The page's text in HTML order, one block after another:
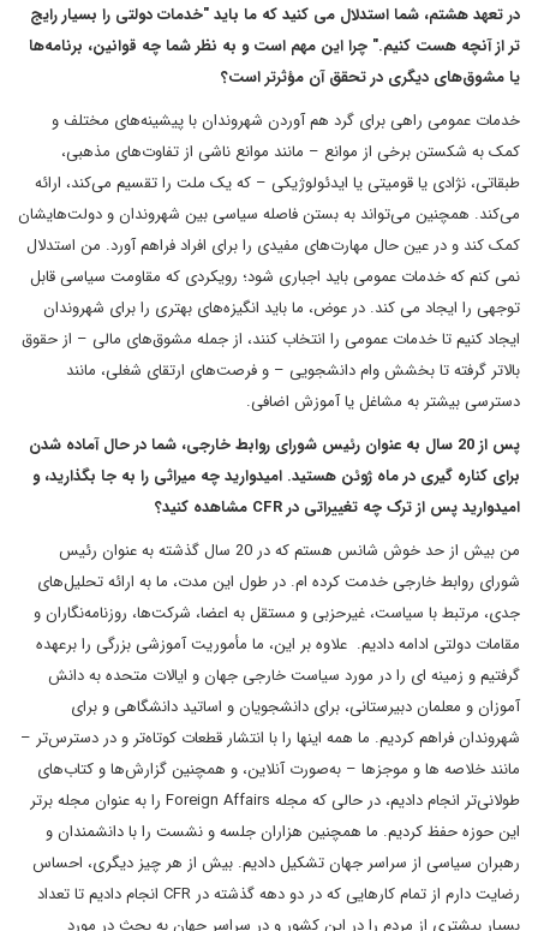
در تعهد هشتم، شما استدلال می کنید که ما باید "خدمات دولتی را بسیار رایج
تر از آنچه هست کنیم." چرا این مهم است و به نظر شما چه قوانین، برنامه‌ها
یا مشوق‌های دیگری در تحقق آن مؤثرتر است؟
خدمات عمومی راهی برای گرد هم آوردن شهروندان با پیشینه‌های مختلف و
کمک به شکستن برخی از موانع – مانند موانع ناشی از تفاوت‌های مذهبی،
طبقاتی، نژادی یا قومیتی یا ایدئولوژیکی – که یک ملت را تقسیم می‌کند، ارائه
می‌کند. همچنین می‌تواند به بستن فاصله سیاسی بین شهروندان و دولت‌هایشان
کمک کند و در عین حال مهارت‌های مفیدی را برای افراد فراهم آورد. من استدلال
نمی کنم که خدمات عمومی باید اجباری شود؛ رویکردی که مقاومت سیاسی قابل
توجهی را ایجاد می کند. در عوض، ما باید انگیزه‌های بهتری را برای شهروندان
ایجاد کنیم تا خدمات عمومی را انتخاب کنند، از جمله مشوق‌های مالی – از حقوق
بالاتر گرفته تا بخشش وام دانشجویی – و فرصت‌های ارتقای شغلی، مانند
دسترسی بیشتر به مشاغل یا آموزش اضافی.
پس از 20 سال به عنوان رئیس شورای روابط خارجی، شما در حال آماده شدن
برای کناره گیری در ماه ژوئن هستید. امیدوارید چه میراثی را به جا بگذارید، و
امیدوارید پس از ترک چه تغییراتی در CFR مشاهده کنید؟
من بیش از حد خوش شانس هستم که در 20 سال گذشته به عنوان رئیس
شورای روابط خارجی خدمت کرده ام. در طول این مدت، ما به ارائه تحلیل‌های
جدی، مرتبط با سیاست، غیرحزبی و مستقل به اعضا، شرکت‌ها، روزنامه‌نگاران و
مقامات دولتی ادامه دادیم. علاوه بر این، ما مأموریت آموزشی بزرگی را برعهده
گرفتیم و زمینه ای را در مورد سیاست خارجی جهان و ایالات متحده به دانش
آموزان و معلمان دبیرستانی، برای دانشجویان و اساتید دانشگاهی و برای
شهروندان فراهم کردیم. ما همه اینها را با انتشار قطعات کوتاه‌تر و در دسترس‌تر –
مانند خلاصه ها و موجزها – به‌صورت آنلاین، و همچنین گزارش‌ها و کتاب‌های
طولانی‌تر انجام دادیم، در حالی که مجله Foreign Affairs را به عنوان مجله برتر
این حوزه حفظ کردیم. ما همچنین هزاران جلسه و نشست را با دانشمندان و
رهبران سیاسی از سراسر جهان تشکیل دادیم. بیش از هر چیز دیگری، احساس
رضایت دارم از تمام کارهایی که در دو دهه گذشته در CFR انجام دادیم تا تعداد
بسیار بیشتری از مردم را در این کشور و در سراسر جهان به بحث در مورد